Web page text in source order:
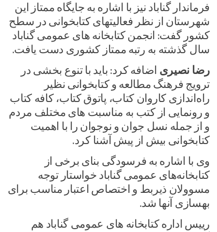
فرماندار گناباد نیز با اشاره به جایگاه ممتاز این
شهرستان از نظر فعالیتهای کتابخوانی در سطح
کشور گفت: انجمن کتابخانه های عمومی گناباد
سال گذشته به رتبه ممتاز کشوری دست یافت.
رضا نصیری اضافه کرد: باید با تنوع بخشی در
ترویج فرهنگ مطالعه و کتابخوانی نظیر
راه‌اندازی کاروان کتاب، پاتوق کتاب، کافه کتاب
و رونمایی از کتب به مناسبت های مختلف مردم
و از جمله نسل جوان و نوجوان را با اهمیت
کتابخوانی بیش از پیش آشنا کرد.
وی با اشاره به فرسودگی بنای برخی از
کتابخانه‌های عمومی گناباد خواستار توجه
مسوولان ذیربط و اختصاص اعتبار مناسب برای
بهسازی آنها شد.
رییس اداره کتابخانه های عمومی گناباد هم